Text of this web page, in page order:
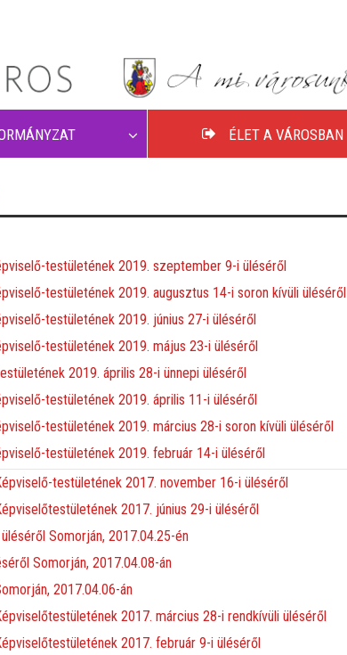
ÉLET A VÁROSBAN
testületének 2019. szeptember 9-i üléséről
testületének 2019. augusztus 14-i soron kívüli üléséről
testületének 2019. június 27-i üléséről
testületének 2019. május 23-i üléséről
2019. április 28-i ünnepi üléséről
testületének 2019. április 11-i üléséről
testületének 2019. március 28-i soron kívüli üléséről
testületének 2019. február 14-i üléséről
testületének 2017. november 16-i üléséről
2017. június 29-i üléséről
Somorján, 2017.04.25-én
Somorján, 2017.04.08-án
2017.04.06-án
2017. március 28-i rendkívüli üléséről
2017. február 9-i üléséről